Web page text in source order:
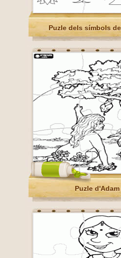
Puzle dels símbols
Puzle d'Adam